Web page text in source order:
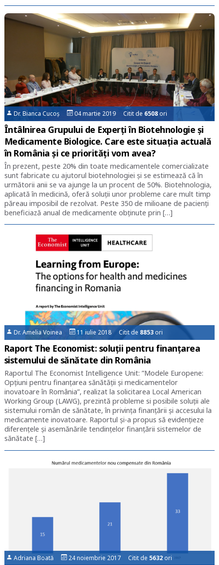
Dr. Bianca Cucoș 04 martie 2019 Citit de 6508ori
Întâlnirea Grupului de Experți în Biotehnologie și
Medicamente Biologice. Care este situația actuală
în România și ce priorități vom avea?
În prezent, peste 20% din toate medicamentele comercializate
sunt fabricate cu ajutorul biotehnologiei și se estimează că în
următorii anii se va ajunge la un procent de 50%. Biotehnologia,
aplicată în medicină, oferă soluții unor probleme care mult timp
păreau imposibil de rezolvat. Peste 350 de milioane de pacienți
beneficiază anual de medicamente obținute prin […]
Dr. Amelia Voinea 11 iulie 2018 Citit de 8853ori
Raport The Economist: soluții pentru finanțarea
sistemului de sănătate din România
Raportul The Economist Intelligence Unit: ”Modele Europene:
Opțiuni pentru finanțarea sănătății și medicamentelor
inovatoare în România”, realizat la solicitarea Local American
Working Group (LAWG), prezintă probleme si posibile soluții ale
sistemului român de sănătate, în privința finanțării și accesului la
medicamente inovatoare. Raportul și-a propus să evidențieze
diferențele și asemănările tendințelor finanțării sistemelor de
sănătate […]
Adriana Boată 24 noiembrie 2017 Citit de 5632 ori